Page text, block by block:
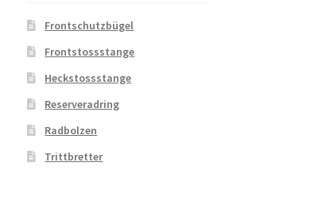
Frontschutzbügel
Frontstossstange
Heckstossstange
Reserveradring
Radbolzen
Trittbretter